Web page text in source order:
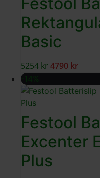
Basic
5254kr4790 kr
-14%
Festool
Excenter
Plus